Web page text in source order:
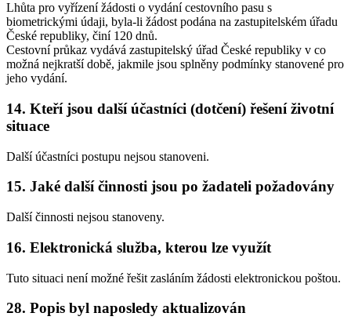
Lhůta pro vyřízení žádosti o vydání cestovního pasu s
biometrickými údaji, byla-li žádost podána na zastupitelském úřadu
České republiky, činí 120 dnů.
Cestovní průkaz vydává zastupitelský úřad České republiky v co
možná nejkratší době, jakmile jsou splněny podmínky stanovené pro
jeho vydání.
14. Kteří jsou další účastníci (dotčení) řešení životní
situace
Další účastníci postupu nejsou stanoveni.
15. Jaké další činnosti jsou po žadateli požadovány
Další činnosti nejsou stanoveny.
16. Elektronická služba, kterou lze využít
Tuto situaci není možné řešit zasláním žádosti elektronickou poštou.
28. Popis byl naposledy aktualizován